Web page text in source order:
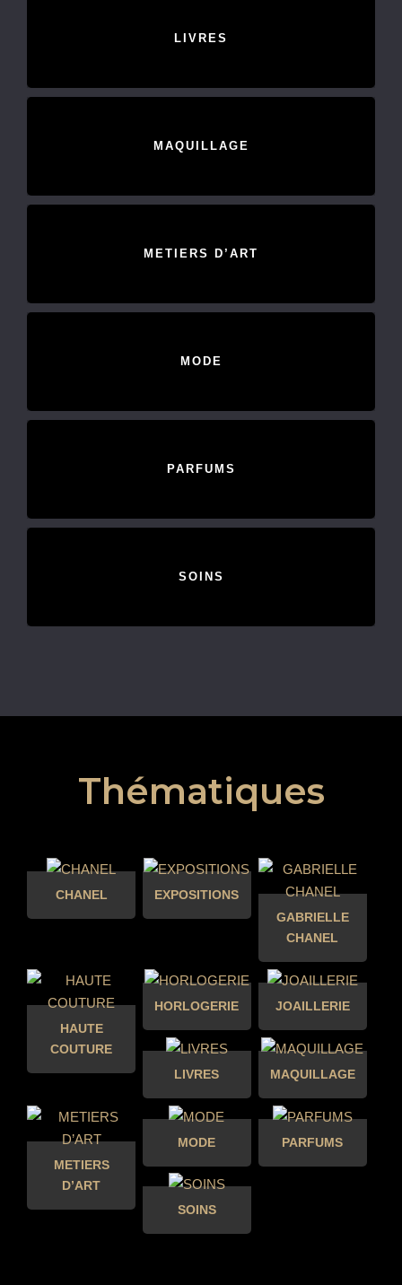
LIVRES
MAQUILLAGE
METIERS D’ART
MODE
PARFUMS
SOINS
Thématiques
CHANEL
EXPOSITIONS
GABRIELLE
CHANEL
HAUTE
COUTURE
HORLOGERIE JOAILLERIE
LIVRES MAQUILLAGE
METIERS
D’ART
MODE PARFUMS
SOINS